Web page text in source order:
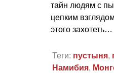
тайн людям с
цепким
этого захотеть…
Теги: пустыня,
Намибия,